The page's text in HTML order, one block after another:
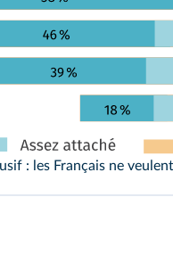
: les Français ne